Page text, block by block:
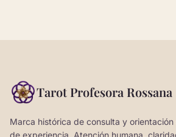
Tarot Profesora Rossana
Marca histórica de consulta y
de experiencia. Atención humana,